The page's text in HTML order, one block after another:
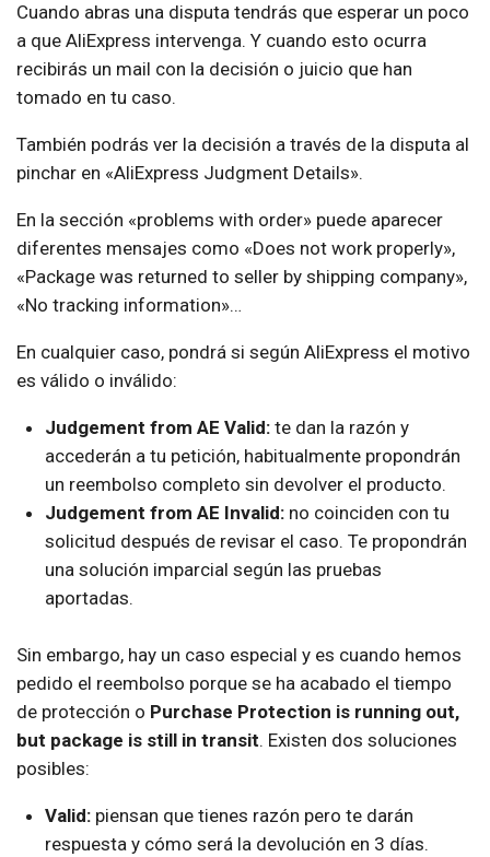
Cuando abras una disputa tendrás que esperar un poco
a que AliExpress intervenga. Y cuando esto ocurra
recibirás un mail con la decisión o juicio que han
tomado en tu caso.
También podrás ver la decisión a través de la disputa al
pinchar en «AliExpress Judgment Details».
En la sección «problems with order» puede aparecer
diferentes mensajes como «Does not work properly»,
«Package was returned to seller by shipping company»,
«No tracking information»…
En cualquier caso, pondrá si según AliExpress el motivo
es válido o inválido:
Judgement from AE Valid:te dan la razón y
accederán a tu petición, habitualmente propondrán
un reembolso completo sin devolver el producto.
Judgement from AE Invalid:no coinciden con tu
solicitud después de revisar el caso. Te propondrán
una solución imparcial según las pruebas
aportadas.
Sin embargo, hay un caso especial y es cuando hemos
pedido el reembolso porque se ha acabado el tiempo
de protección o Purchase Protection is running out,
but package is still in transit. Existen dos soluciones
posibles:
Valid:piensan que tienes razón pero te darán
respuesta y cómo será la devolución en 3 días.